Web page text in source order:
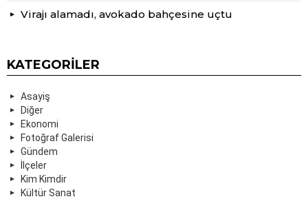
Virajı alamadı, avokado bahçesine uçtu
KATEGORILER
Asayiş
Diğer
Ekonomi
Fotoğraf Galerisi
Gündem
İlçeler
Kim Kimdir
Kültür Sanat